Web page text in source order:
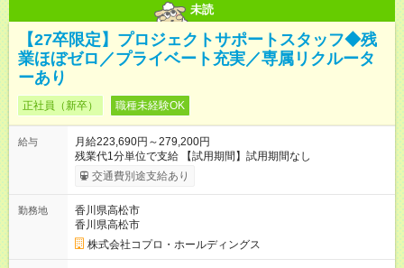
未読
【27卒限定】プロジェクトサポートスタッフ◆残
業ほぼゼロ／プライベート充実／専属リクルータ
ーあり
正社員（新卒） 職種未経験OK
給与
月給223,690円～279,200円
残業代1分単位で支給 【試用期間】試用期間なし
交通費別途支給あり
勤務地
香川県高松市
香川県高松市
株式会社コプロ・ホールディングス